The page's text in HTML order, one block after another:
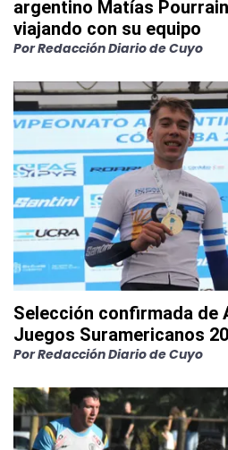
argentino Matías
viajando con su equipo
PorRedacción Diario de Cuyo
Selección confirmada de
Juegos Suramericanos
PorRedacción Diario de Cuyo